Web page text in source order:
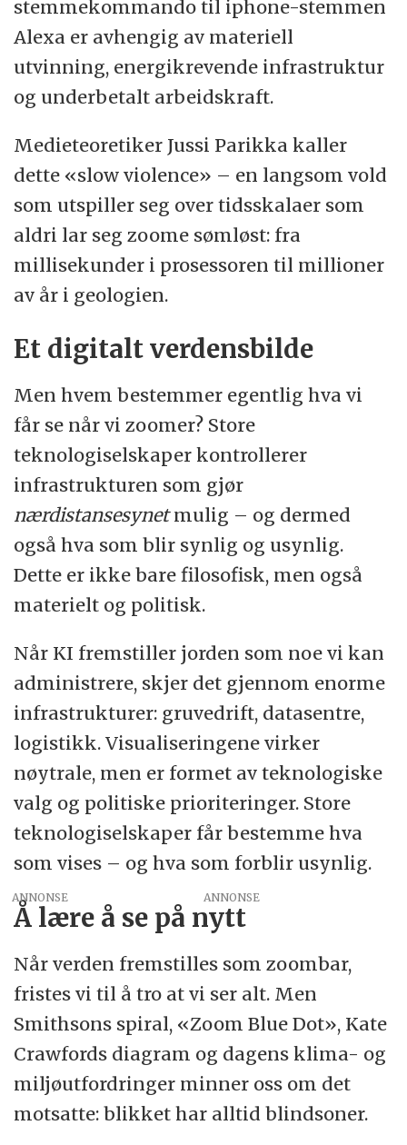
stemmekommando til iphone-stemmen
Alexa er avhengig av materiell
utvinning, energikrevende infrastruktur
og underbetalt arbeidskraft.
Medieteoretiker Jussi Parikka kaller
dette «slow violence» – en langsom vold
som utspiller seg over tidsskalaer som
aldri lar seg zoome sømløst: fra
millisekunder i prosessoren til millioner
av år i geologien.
Et digitalt verdensbilde
Men hvem bestemmer egentlig hva vi
får se når vi zoomer? Store
teknologiselskaper kontrollerer
infrastrukturen som gjør
nærdistansesynetmulig – og dermed
også hva som blir synlig og usynlig.
Dette er ikke bare filosofisk, men også
materielt og politisk.
Når KI fremstiller jorden som noe vi kan
administrere, skjer det gjennom enorme
infrastrukturer: gruvedrift, datasentre,
logistikk. Visualiseringene virker
nøytrale, men er formet av teknologiske
valg og politiske prioriteringer. Store
teknologiselskaper får bestemme hva
som vises – og hva som forblir usynlig.
ANNONSE
Å lære å se på nytt
Når verden fremstilles som zoombar,
fristes vi til å tro at vi ser alt. Men
Smithsons spiral, «Zoom Blue Dot», Kate
Crawfords diagram og dagens klima- og
miljøutfordringer minner oss om det
motsatte: blikket har alltid blindsoner.